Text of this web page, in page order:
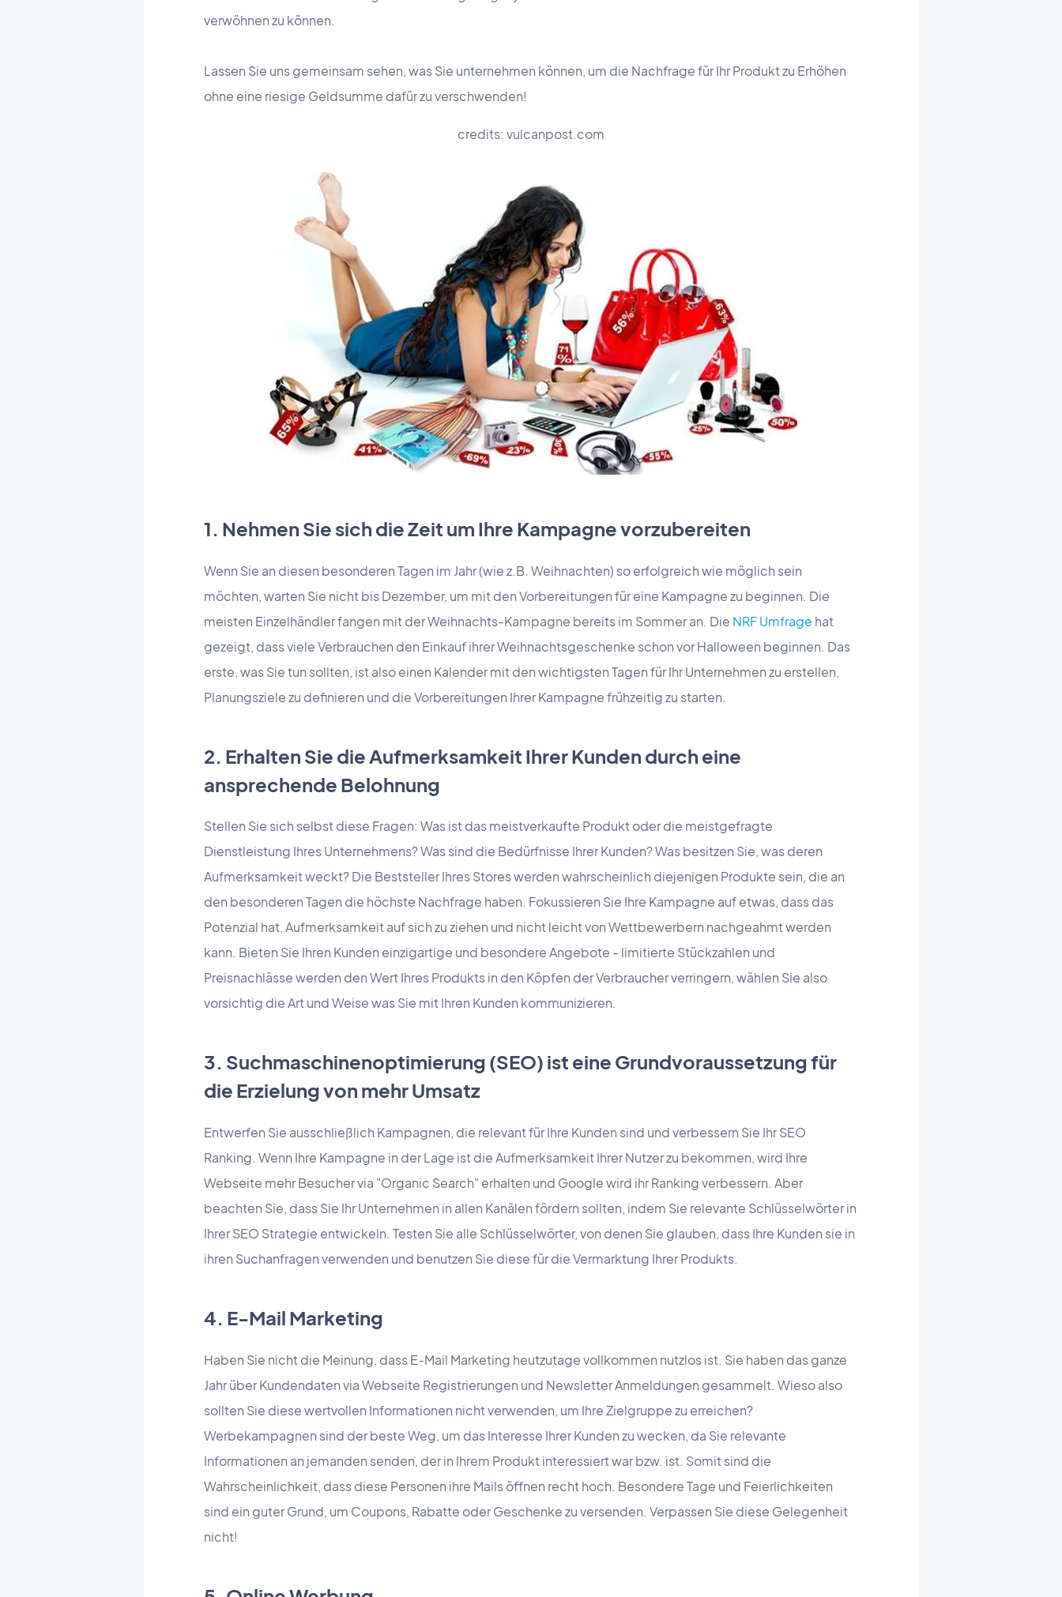
credits: vulcanpost.com
verwöhnen zu können.
Lassen Sie uns gemeinsam sehen, was Sie unternehmen können, um die Nachfrage für Ihr Produkt zu Erhöhen
ohne eine riesige Geldsumme dafür zu verschwenden!
1. Nehmen Sie sich die Zeit um Ihre Kampagne vorzubereiten
Wenn Sie an diesen besonderen Tagen im Jahr (wie z.B. Weihnachten) so erfolgreich wie möglich sein
möchten, warten Sie nicht bis Dezember, um mit den Vorbereitungen für eine Kampagne zu beginnen. Die
meisten Einzelhändler fangen mit der Weihnachts-Kampagne bereits im Sommer an. Die NRF Umfrage hat
gezeigt, dass viele Verbrauchen den Einkauf ihrer Weihnachtsgeschenke schon vor Halloween beginnen. Das
erste, was Sie tun sollten, ist also einen Kalender mit den wichtigsten Tagen für Ihr Unternehmen zu erstellen,
Planungsziele zu definieren und die Vorbereitungen Ihrer Kampagne frühzeitig zu starten.
2. Erhalten Sie die Aufmerksamkeit Ihrer Kunden durch eine
ansprechende Belohnung
Stellen Sie sich selbst diese Fragen: Was ist das meistverkaufte Produkt oder die meistgefragte
Dienstleistung Ihres Unternehmens? Was sind die Bedürfnisse Ihrer Kunden? Was besitzen Sie, was deren
Aufmerksamkeit weckt? Die Beststeller Ihres Stores werden wahrscheinlich diejenigen Produkte sein, die an
den besonderen Tagen die höchste Nachfrage haben. Fokussieren Sie Ihre Kampagne auf etwas, dass das
Potenzial hat, Aufmerksamkeit auf sich zu ziehen und nicht leicht von Wettbewerbern nachgeahmt werden
kann. Bieten Sie Ihren Kunden einzigartige und besondere Angebote - limitierte Stückzahlen und
Preisnachlässe werden den Wert Ihres Produkts in den Köpfen der Verbraucher verringern, wählen Sie also
vorsichtig die Art und Weise was Sie mit Ihren Kunden kommunizieren.
3. Suchmaschinenoptimierung (SEO) ist eine Grundvoraussetzung für
die Erzielung von mehr Umsatz
Entwerfen Sie ausschließlich Kampagnen, die relevant für Ihre Kunden sind und verbessern Sie Ihr SEO
Ranking. Wenn Ihre Kampagne in der Lage ist die Aufmerksamkeit Ihrer Nutzer zu bekommen, wird Ihre
Webseite mehr Besucher via "Organic Search" erhalten und Google wird ihr Ranking verbessern. Aber
beachten Sie, dass Sie Ihr Unternehmen in allen Kanälen fördern sollten, indem Sie relevante Schlüsselwörter in
Ihrer SEO Strategie entwickeln. Testen Sie alle Schlüsselwörter, von denen Sie glauben, dass Ihre Kunden sie in
ihren Suchanfragen verwenden und benutzen Sie diese für die Vermarktung Ihrer Produkts.
4. E-Mail Marketing
Haben Sie nicht die Meinung, dass E-Mail Marketing heutzutage vollkommen nutzlos ist. Sie haben das ganze
Jahr über Kundendaten via Webseite Registrierungen und Newsletter Anmeldungen gesammelt. Wieso also
sollten Sie diese wertvollen Informationen nicht verwenden, um Ihre Zielgruppe zu erreichen?
Werbekampagnen sind der beste Weg, um das Interesse Ihrer Kunden zu wecken, da Sie relevante
Informationen an jemanden senden, der in Ihrem Produkt interessiert war bzw. ist. Somit sind die
Wahrscheinlichkeit, dass diese Personen ihre Mails öffnen recht hoch. Besondere Tage und Feierlichkeiten
sind ein guter Grund, um Coupons, Rabatte oder Geschenke zu versenden. Verpassen Sie diese Gelegenheit
nicht!